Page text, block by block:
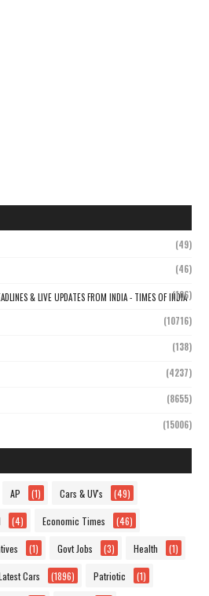
(49)
(46)
& LIVE UPDATES FROM INDIA - TIMES OF INDIA
(106)
(10716)
(138)
(4237)
(8655)
(15006)
AP (1) Cars & UV's (49)
(4) Economic Times (46)
(1) Govt Jobs (3) Health (1)
Cars (1896) Patriotic (1)